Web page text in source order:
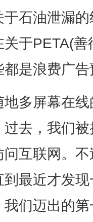
石油泄漏
关于PETA(
是浪费广
多屏幕在
去，我们
问互联网。
到最近才发
我们迈出的